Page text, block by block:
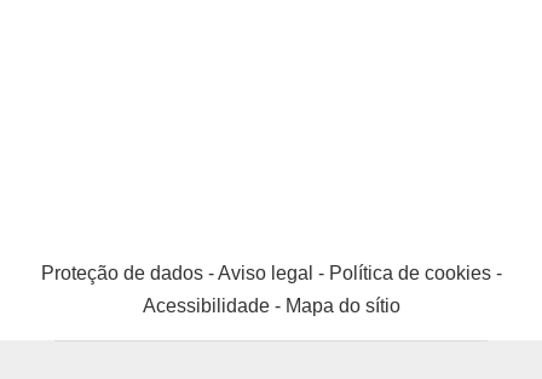
Proteção de dados-Aviso legal - Política de cookies-
Acessibilidade- Mapa do sítio